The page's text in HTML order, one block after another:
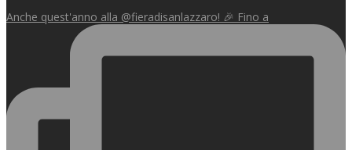
Anche quest'anno alla @fieradisanlazzaro! 🎉 Fino a